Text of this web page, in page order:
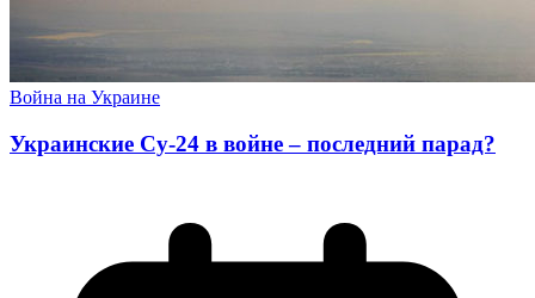
Война на Украине
Украинские Су-24 в войне – последний парад?